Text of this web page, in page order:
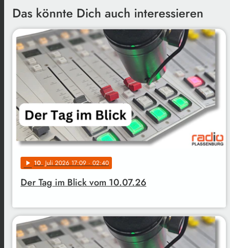
Das könnte Dich auch interessieren
play_arrow 10. Juli 2026 17:09 · 02:40
Der Tag im Blick vom 10.07.26